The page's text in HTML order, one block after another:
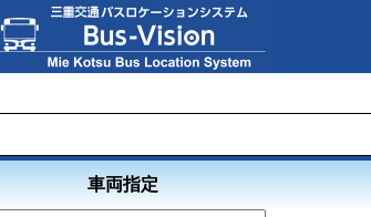
車両指定